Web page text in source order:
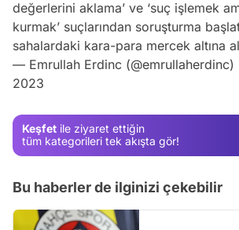
değerlerini aklama’ ve ‘suç işlemek
kurmak’ suçlarından soruşturma
sahalardaki kara-para mercek altına
— Emrullah Erdinc (@emrullaherdinc)
2023
Keşfet ile ziyaret ettiğin
tüm kategorileri tek akışta gör!
Bu haberler de ilginizi çekebilir